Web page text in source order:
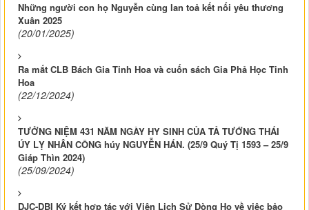
Những người con họ Nguyễn cùng lan toả kết nối yêu thương
Xuân 2025
(20/01/2025)
Ra mắt CLB Bách Gia Tinh Hoa và cuốn sách Gia Phả Học Tinh
Hoa
(22/12/2024)
TƯỞNG NIỆM 431 NĂM NGÀY HY SINH CỦA TẢ TƯỚNG THÁI
ÚY LỴ NHÂN CÔNG húy NGUYỄN HÁN. (25/9 Quý Tị 1593 – 25/9
Giáp Thìn 2024)
(25/09/2024)
DJC-DBI Ký kết hợp tác với Viện Lịch Sử Dòng Họ về việc bảo